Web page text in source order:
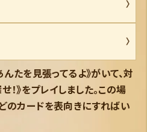
たを見張ってるよ》がいて、対
！》をプレイしました。この場
のカードを表向きにすればい